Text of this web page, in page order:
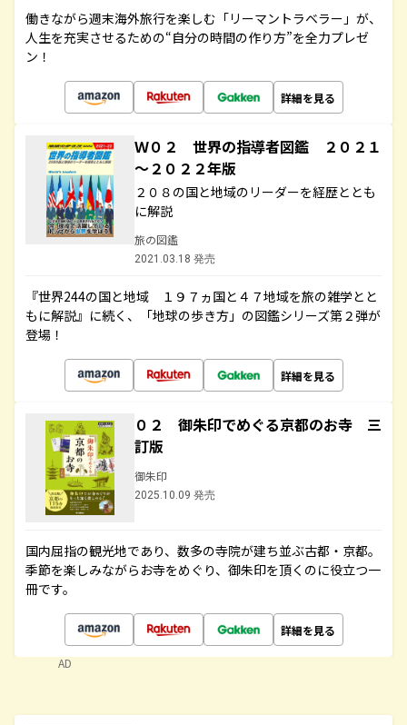
働きながら週末海外旅行を楽しむ「リーマントラベラー」が、
人生を充実させるための“自分の時間の作り方”を全力プレゼ
ン！
詳細を見る
Ｗ０２ 世界の指導者図鑑 ２０２１
～２０２２年版
２０８の国と地域のリーダーを経歴ととも
に解説
旅の図鑑
2021.03.18 発売
『世界244の国と地域 １９７ヵ国と４７地域を旅の雑学とと
もに解説』に続く、「地球の歩き方」の図鑑シリーズ第２弾が
登場！
詳細を見る
０２ 御朱印でめぐる京都のお寺 三
訂版
御朱印
2025.10.09 発売
国内屈指の観光地であり、数多の寺院が建ち並ぶ古都・京都。
季節を楽しみながらお寺をめぐり、御朱印を頂くのに役立つ一
冊です。
詳細を見る
AD